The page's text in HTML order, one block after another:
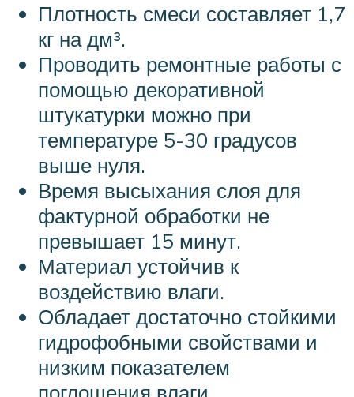
Плотность смеси составляет 1,7
кг на дм³.
Проводить ремонтные работы с
помощью декоративной
штукатурки можно при
температуре 5-30 градусов
выше нуля.
Время высыхания слоя для
фактурной обработки не
превышает 15 минут.
Материал устойчив к
воздействию влаги.
Обладает достаточно стойкими
гидрофобными свойствами и
низким показателем